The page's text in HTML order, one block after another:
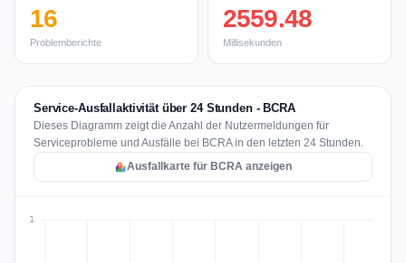
16
Problemberichte
2559.48
Millisekunden
Service-Ausfallaktivität über 24 Stunden - BCRA
Dieses Diagramm zeigt die Anzahl der Nutzermeldungen für
Serviceprobleme und Ausfälle bei BCRA in den letzten 24 Stunden.
Ausfallkarte für BCRA anzeigen